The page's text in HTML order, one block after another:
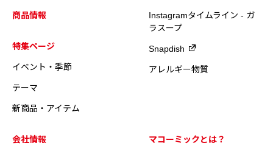
商品情報
特集ページ
イベント・季節
テーマ
新商品・アイテム
Instagramタイムライン - ガ
ラスープ
Snapdish
アレルギー物質
会社情報 マコーミックとは？